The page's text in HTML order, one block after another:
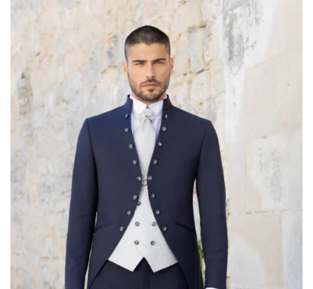
AGGIUNGI
ALLA TUA
DESIDERI